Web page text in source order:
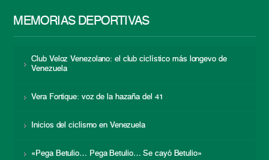
MEMORIAS DEPORTIVAS
Club Veloz Venezolano: el club ciclístico más longevo de
Venezuela
Vera Fortique: voz de la hazaña del 41
Inicios del ciclismo en Venezuela
«Pega Betulio… Pega Betulio… Se cayó Betulio»